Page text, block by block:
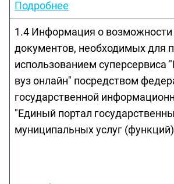
Подробнее
1.4 Информация о возможности
документов, необходимых для
использованием суперсервиса
вуз онлайн" посредством
государственной
"Единый портал
муниципальных услуг